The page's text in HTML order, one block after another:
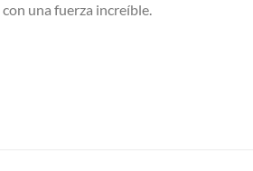
una fuerza increíble.